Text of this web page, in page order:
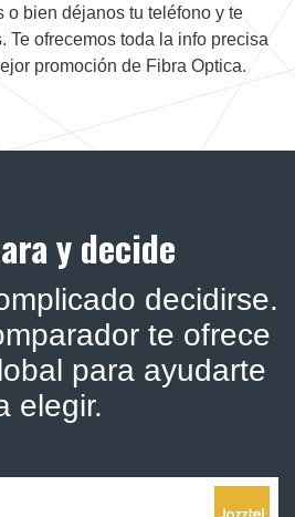
o bien déjanos tu teléfono y te
Te ofrecemos toda la info precisa
promoción de Fibra Optica.
y decide
decidirse.
te ofrece
para ayudarte
elegir.